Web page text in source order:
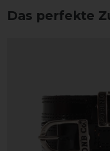
Das perfekte